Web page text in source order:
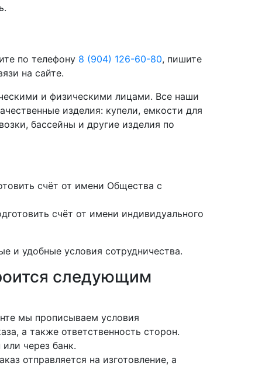
по телефону 8 (904) 126-60-80, пишите
на сайте.
и физическими лицами. Все наши
изделия: купели, емкости для
бассейны и другие изделия по
счёт от имени Общества с
счёт от имени индивидуального
и удобные условия сотрудничества.
следующим
мы прописываем условия
а также ответственность сторон.
через банк.
отправляется на изготовление, а